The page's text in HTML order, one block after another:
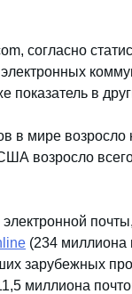
согласно
в
в мире возросло
возросло
(234 миллиона
зарубежных
миллиона